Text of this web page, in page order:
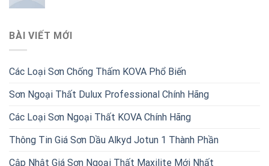
BÀI VIẾT MỚI
Các Loại Sơn Chống Thấm KOVA Phổ Biến
Sơn Ngoại Thất Dulux Professional Chính Hãng
Các Loại Sơn Ngoại Thất KOVA Chính Hãng
Thông Tin Giá Sơn Dầu Alkyd Jotun 1 Thành Phần
Cập Nhật Giá Sơn Ngoại Thất Maxilite Mới Nhất